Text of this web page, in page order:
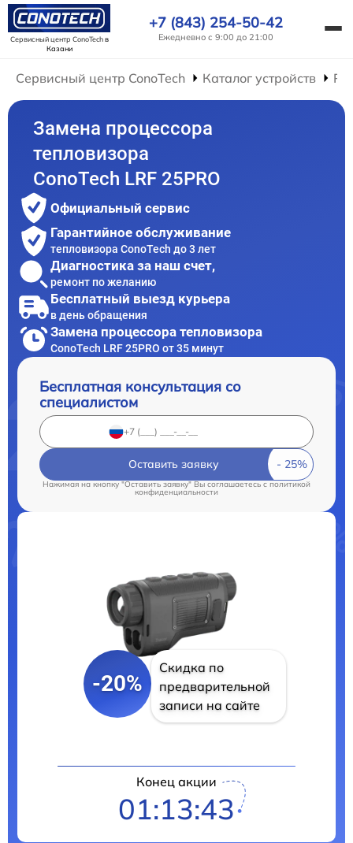
Сервисный центр ConoTechв
Казани
+7 (843) 254-50-42
Ежедневно с 9:00 до 21:00
Сервисный центр ConoTech Каталог устройств
Замена процессора
тепловизора
ConoTech LRF 25PRO
Официальный сервис
Гарантийное обслуживание
тепловизора ConoTech до 3 лет
Диагностика за наш счет,
ремонт по желанию
Бесплатный выезд курьера
в день обращения
Замена процессора тепловизора
ConoTech LRF 25PRO от 35 минут
Бесплатная консультация со
специалистом
Оставить заявку
Нажимая на кнопку "Оставить заявку" Вы соглашаетесь cполитикой
конфиденциальности
-20%
Скидка по
предварительной
записи на сайте
Конец акции
01:13:42